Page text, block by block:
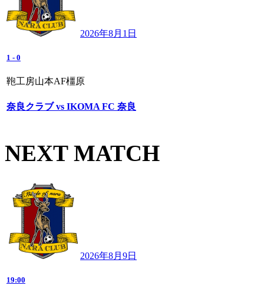
2026年8月1日
1 - 0
鞄工房山本AF橿原
奈良クラブ vs IKOMA FC 奈良
NEXT MATCH
2026年8月9日
19:00